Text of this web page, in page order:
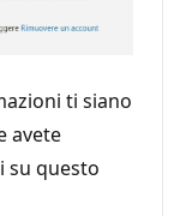
ti siano
avete
su questo